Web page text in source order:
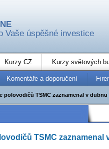
Vaše úspěšné investice
Kurzy CZ Kurzy světových
Komentáře a doporučení
polovodičů TSMC zaznamenal v
TSMC zaznamenal